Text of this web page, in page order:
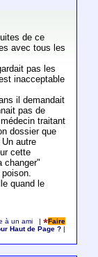
de ce
avec tous les
pas les
inacceptable
il demandait
pas de
traitant
dossier que
autre
cette
changer"
quand le
à un ami |
Faire
Haut de Page ?